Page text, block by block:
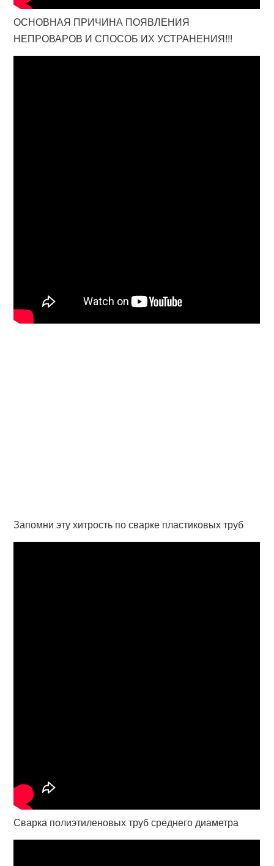
ОСНОВНАЯ ПРИЧИНА ПОЯВЛЕНИЯ
НЕПРОВАРОВ И СПОСОБ ИХ УСТРАНЕНИЯ!!!
Запомни эту хитрость по сварке пластиковых труб
Сварка полиэтиленовых труб среднего диаметра